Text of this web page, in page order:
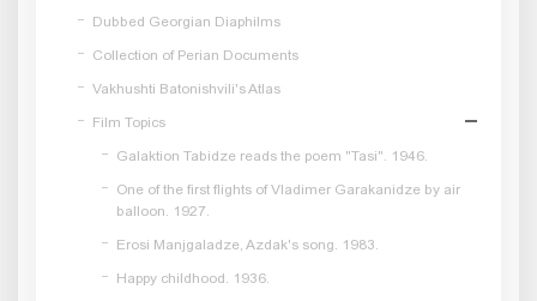
Dubbed Georgian Diaphilms
Collection of Perian Documents
Vakhushti Batonishvili's Atlas
Film Topics
Galaktion Tabidze reads the poem "Tasi". 1946.
One of the first flights of Vladimer Garakanidze by air
balloon. 1927.
Erosi Manjgaladze, Azdak's song. 1983.
Happy childhood. 1936.